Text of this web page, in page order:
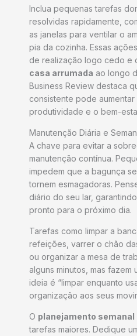
Inclua pequenas tarefas
resolvidas rapidamente,
as janelas para ventilar o
pia da cozinha. Essas
de realização logo cedo e
casa arrumada ao longo
Business Review destaca
consistente pode
produtividade e o bem-
Manutenção Diária e
A chave para evitar a
manutenção contínua.
impedem que a bagunça
tornem esmagadoras.
diário do seu lar,
pronto para o próximo dia.
Tarefas como limpar a
refeições, varrer o chão
ou organizar a mesa de
alguns minutos, mas fazem
ideia é “limpar enquanto
organização aos seus
O planejamento semanal
tarefas maiores. Dedique